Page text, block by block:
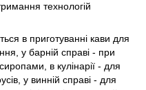
технологій
в приготуванні кави для
у барній справі - при
в кулінарії - для
у винній справі - для